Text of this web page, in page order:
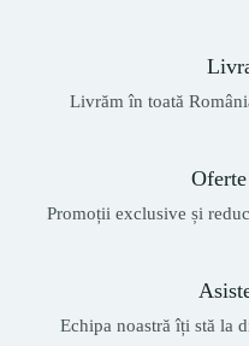
Livrăm în toată
Promoții exclusive și
Echipa noastră îți stă la